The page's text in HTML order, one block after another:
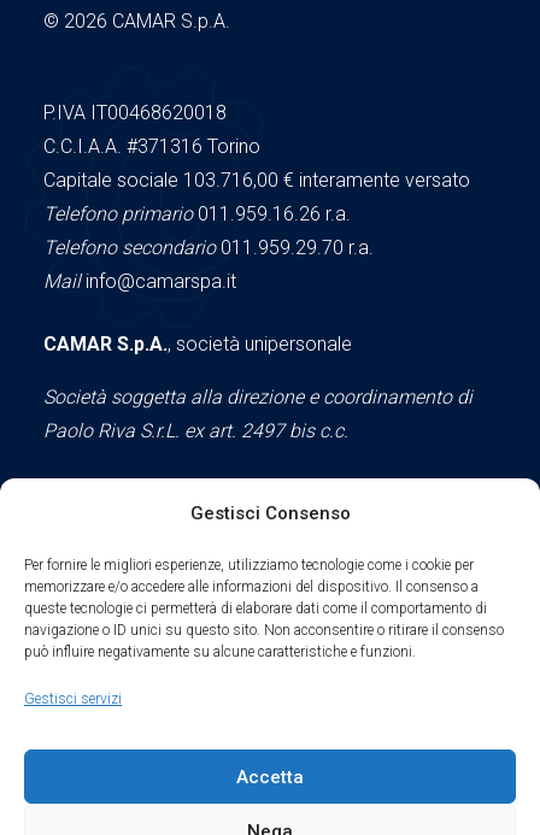
Gestisci Consenso
Per fornire le migliori esperienze, utilizziamo tecnologie come i cookie per
memorizzare e/o accedere alle informazioni del dispositivo. Il consenso a
queste tecnologie ci permetterà di elaborare dati come il comportamento di
navigazione o ID unici su questo sito. Non acconsentire o ritirare il consenso
può influire negativamente su alcune caratteristiche e funzioni.
Gestisci servizi
Accetta
© 2026 CAMAR S.p.A.
P.IVA IT00468620018
C.C.I.A.A. #371316 Torino
Capitale sociale 103.716,00 € interamente versato
Telefono primario011.959.16.26 r.a.
Telefono secondario011.959.29.70 r.a.
Mailinfo@camarspa.it
CAMAR S.p.A., società unipersonale
Società soggetta alla direzione e coordinamento di
Paolo Riva S.r.L. ex art. 2497 bis c.c.
Cookie Policy